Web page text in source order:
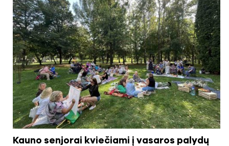
Kauno senjorai kviečiami į vasaros palydų